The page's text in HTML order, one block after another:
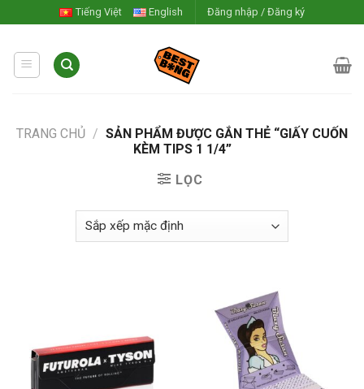
to
content
Tiếng Việt English Đăng nhập / Đăng ký
TRANG CHỦ / SẢN PHẨM ĐƯỢC GẮN THẺ “GIẤY CUỐN
KÈM TIPS 1 1/4”
LỌC